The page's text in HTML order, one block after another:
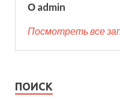
О admin
Посмотреть все
ПОИСК